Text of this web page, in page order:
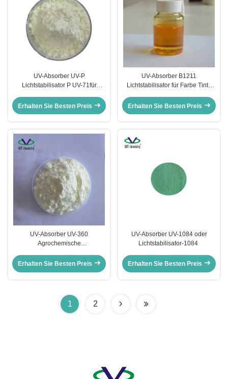
UV-Absorber UV-P
Lichtstabilisator P UV-71für
Benzotriazol UV-Absorber
Erhalten Sie Besten Preis
UV-Absorber B1211
Lichtstabilisator für Farbe Tinte
Sicher
Erhalten Sie Besten Preis
UV-Absorber UV-360
Agrochemische
Lichtstabilisator 360
Erhalten Sie Besten Preis
UV-Absorber UV-1084 oder
Lichtstabilisator-1084 ‌
Erhalten Sie Besten Preis
1 2